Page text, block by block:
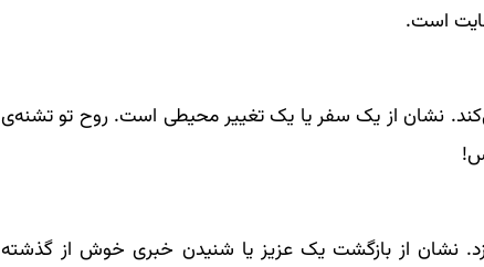
است.
نشان از یک سفر یا یک تغییر محیطی است. روح تو تشنه‌ی
نشان از بازگشت یک عزیز یا شنیدن خبری خوش از گذشته